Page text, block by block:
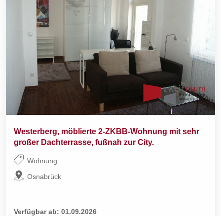
Westerberg, möblierte 2-ZKBB-Wohnung mit sehr
großer Dachterrasse, fußnah zur City.
Wohnung
Osnabrück
Verfügbar ab: 01.09.2026